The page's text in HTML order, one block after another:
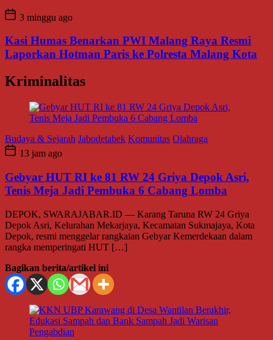
3 minggu ago
Kasi Humas Benarkan PWI Malang Raya Resmi
Laporkan Hotman Paris ke Polresta Malang Kota
Kriminalitas
Budaya & Sejarah Jabodetabek Komunitas Olahraga
13 jam ago
Gebyar HUT RI ke 81 RW 24 Griya Depok Asri,
Tenis Meja Jadi Pembuka 6 Cabang Lomba
DEPOK, SWARAJABAR.ID — Karang Taruna RW 24 Griya
Depok Asri, Kelurahan Mekarjaya, Kecamatan Sukmajaya, Kota
Depok, resmi menggelar rangkaian Gebyar Kemerdekaan dalam
rangka memperingati HUT […]
Bagikan berita/artikel ini